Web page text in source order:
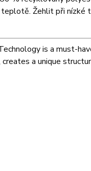
teplotě. Žehlit při
is a must-
a unique